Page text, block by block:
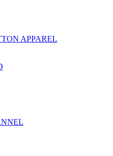
APPAREL